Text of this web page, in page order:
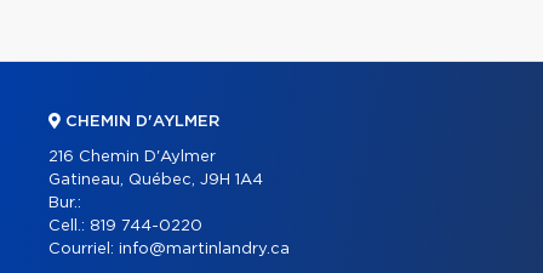
CHEMIN D'AYLMER
216 Chemin D'Aylmer
Gatineau, Québec, J9H 1A4
Bur.:
Cell.: 819 744-0220
Courriel: info@martinlandry.ca